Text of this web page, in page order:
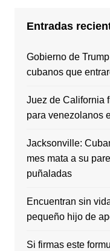
Entradas
Gobierno de
cubanos que
Juez de California
para venezolanos
Jacksonville:
mes mata a su
puñaladas
Encuentran sin
pequeño hijo de
Si firmas este